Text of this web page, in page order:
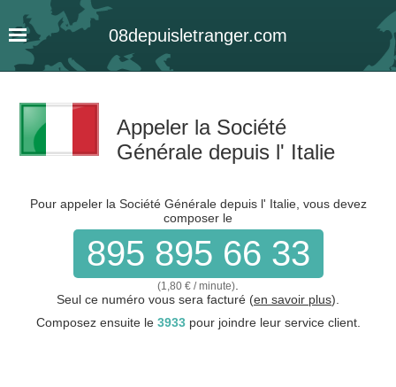
08depuisletranger.com
Appeler la Société
Générale depuis l' Italie
Pour appeler la Société Générale depuis l' Italie, vous devez
composer le
895 895 66 33
(1,80 € / minute)
Seul ce numéro vous sera facturé (en savoir plus).
Composez ensuite le 3933pour joindre leur service client.